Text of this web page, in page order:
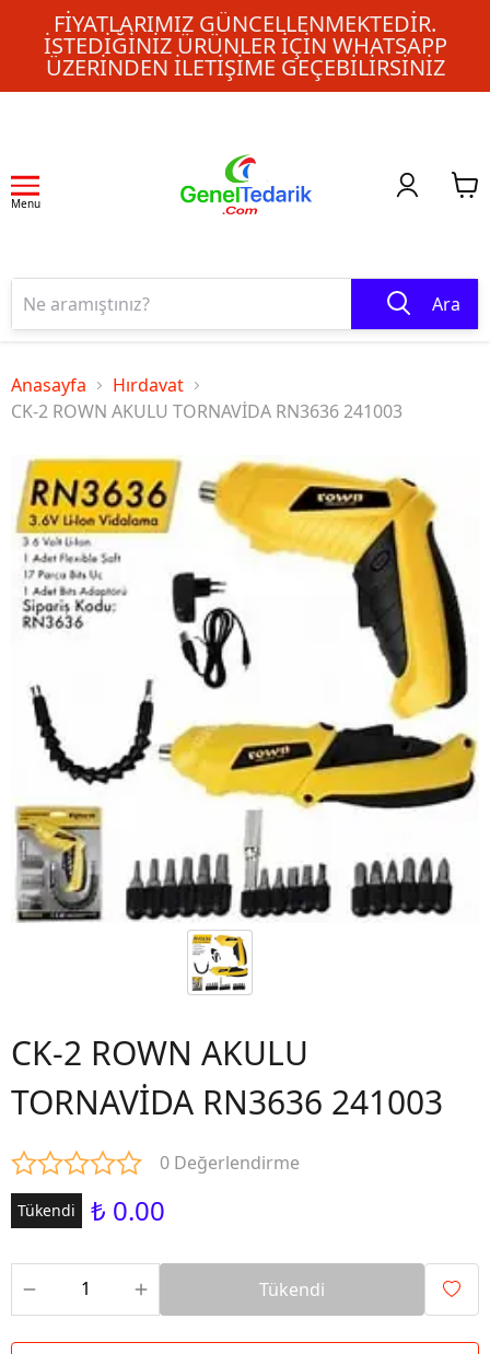
FIYATLARIMIZ GÜNCELLENMEKTEDIR.
İSTEDIĞINIZ ÜRÜNLER IÇIN WHATSAPP
ÜZERINDEN ILETIŞIME GEÇEBILIRSINIZ
Menu
Ara
Anasayfa
Hırdavat
CK-2 ROWN AKULU TORNAVİDA RN3636 241003
CK-2 ROWN AKULU
TORNAVİDA RN3636 241003
0 Değerlendirme
Tükendi ₺ 0.00
Tükendi